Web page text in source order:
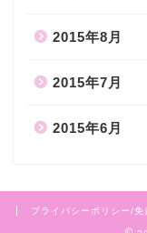
2015年8月
2015年7月
2015年6月
プライバシーポリシー/免